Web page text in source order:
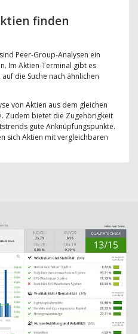
finden
Peer-Group-Analysen ein
Im Aktien-Terminal gibt es
die Suche nach ähnlichen
von Aktien aus dem gleichen
Zudem bietet die Zugehörigkeit
gute Anknüpfungspunkte.
sich Aktien mit vergleichbaren